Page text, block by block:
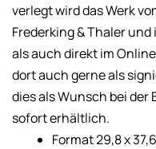
verlegt wird das Werk
Frederking & Thaler
als auch direkt im
dort auch gerne als
dies als Wunsch bei der
sofort erhältlich.
Format 29,8 x